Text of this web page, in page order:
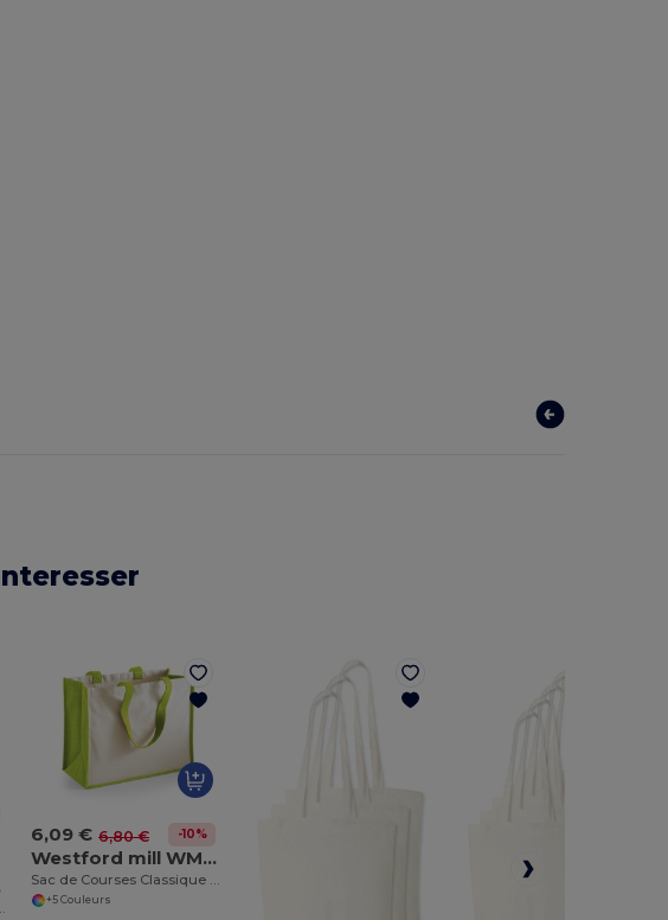
toile de jute
6,09 € 6,80 € -10%
Westford mill WM422
Sac de Courses Classique en Toile de Jute
+5 Couleurs